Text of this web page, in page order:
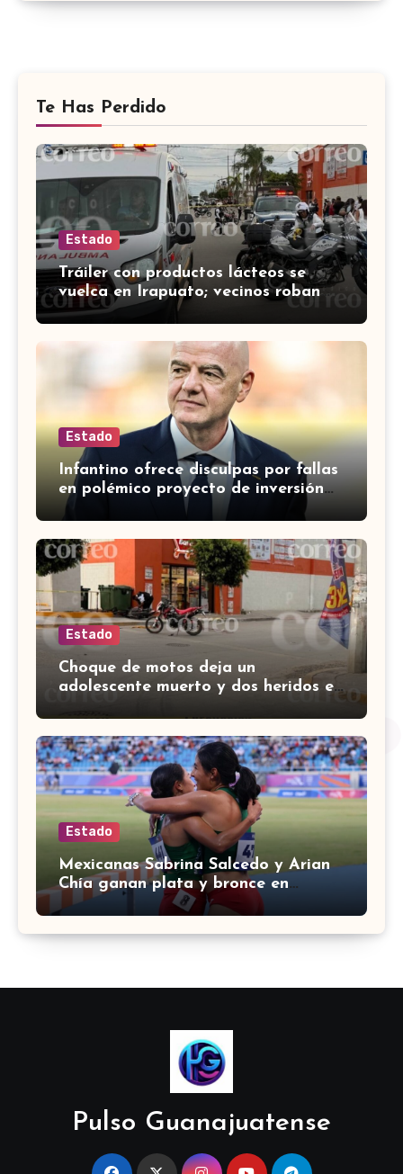
Te Has Perdido
Estado
Tráiler con productos lácteos se
vuelca en Irapuato; vecinos roban
carga en lugar de auxiliar a heridos
Estado
Infantino ofrece disculpas por fallas
en polémico proyecto de inversión
privada de la FIFA
Estado
Choque de motos deja un
adolescente muerto y dos heridos en
Estado
Mexicanas Sabrina Salcedo y Arian
Chía ganan plata y bronce en
3000m con obstáculos en
Centroamericanos 2026
Pulso Guanajuatense